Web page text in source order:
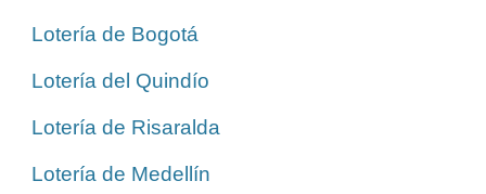
Lotería de Bogotá
Lotería del Quindío
Lotería de Risaralda
Lotería de Medellín